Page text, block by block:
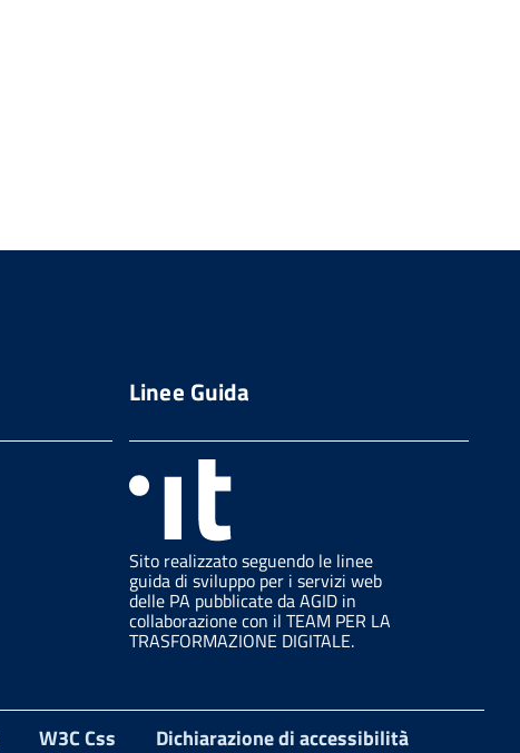
Linee Guida
Sito realizzato seguendo le linee
guida di sviluppo per i servizi web
delle PA pubblicate da AGID in
collaborazione con il TEAM PER LA
TRASFORMAZIONE DIGITALE.
W3C Css Dichiarazione di accessibilità